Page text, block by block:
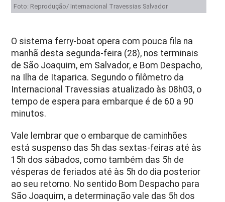
Foto: Reprodução/ Internacional Travessias Salvador
O sistema ferry-boat opera com pouca fila na
manhã desta segunda-feira (28), nos terminais
de São Joaquim, em Salvador, e Bom Despacho,
na Ilha de Itaparica. Segundo o filômetro da
Internacional Travessias atualizado às 08h03, o
tempo de espera para embarque é de 60 a 90
minutos.
Vale lembrar que o embarque de caminhões
está suspenso das 5h das sextas-feiras até às
15h dos sábados, como também das 5h de
vésperas de feriados até às 5h do dia posterior
ao seu retorno. No sentido Bom Despacho para
São Joaquim, a determinação vale das 5h dos